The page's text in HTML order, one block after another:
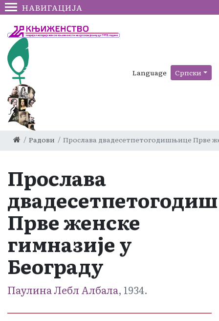
НАВИГАЦИЈА
Language Српски
Радови Прослава двадесетпетогодишњице Прве
Прослава
Прве женске
гимназије у
Београду
Паулина Лебл Албала, 1934.